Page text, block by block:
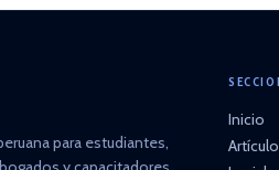
para estudiantes,
Inicio